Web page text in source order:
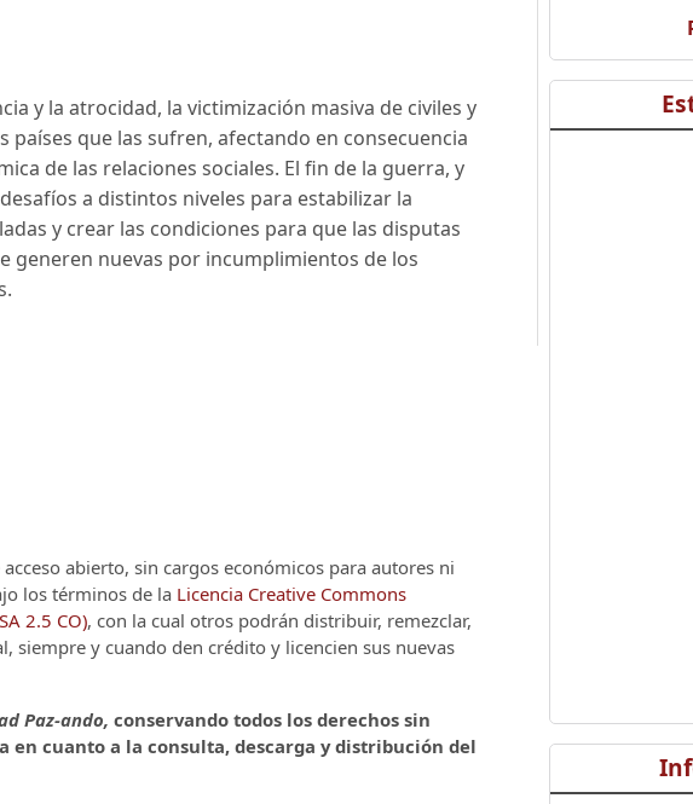
y la atrocidad, la victimización masiva de civiles y
que las sufren, afectando en consecuencia
de las relaciones sociales. El fin de la guerra, y
a distintos niveles para estabilizar la
y crear las condiciones para que las disputas
generen nuevas por incumplimientos de los
abierto, sin cargos económicos para autores ni
los términos de la Licencia Creative Commons
2.5 CO), con la cual otros podrán distribuir, remezclar,
siempre y cuando den crédito y licencien sus nuevas
Paz-ando, conservando todos los derechos sin
cuanto a la consulta, descarga y distribución del